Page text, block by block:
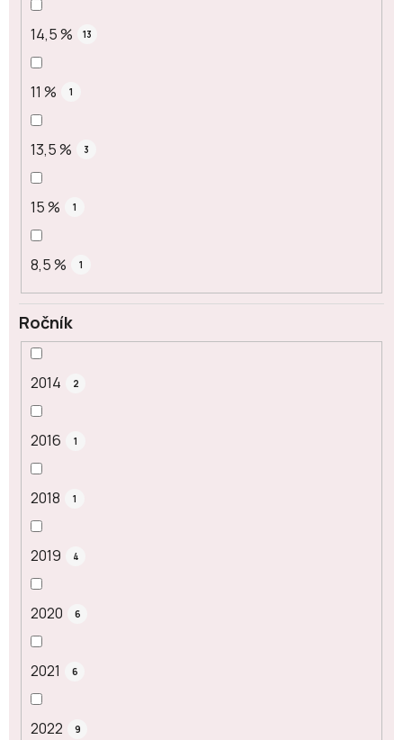
14,5 % 13
11 % 1
13,5 % 3
15 % 1
8,5 % 1
Ročník
2014 2
2016 1
2018 1
2019 4
2020 6
2021 6
2022 9